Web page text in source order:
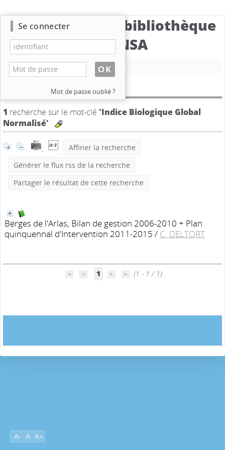
Catalogue de la bibliothèque
du CBNSA
Nouvelle recherche
Résultat de la recherche
1 recherche sur le mot-clé 'Indice Biologique Global
Normalisé'
Affiner la recherche
Générer le flux rss de la recherche
Partager le résultat de cette recherche
Berges de l'Arlas, Bilan de gestion 2006-2010 + Plan
quinquennal d'Intervention 2011-2015 / C. DELTORT
1 (1 - 1 / 1)
A- A A+
Se connecter
Mot de passe oublié ?